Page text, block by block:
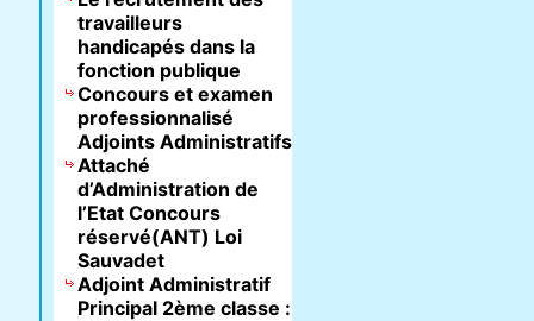
travailleurs
handicapés dans la
fonction publique
Concours et examen
professionnalisé
Adjoints Administratifs
Attaché
d’Administration de
l’Etat Concours
réservé(ANT) Loi
Sauvadet
Adjoint Administratif
Principal 2ème classe :